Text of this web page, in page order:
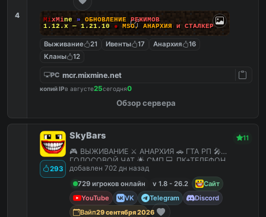
4 MixMine » ОБНОВЛЕНИЕ РЕЖИМОВ
1.12.x — 1.21.10
● MSO, АНАРХИЯ и СТАЛКЕР
Выживание 21 Ивенты 17 Анархия
16
Кланы
12
PC mcr.mixmine.net
копий IPв августе25сегодня0
Обзор сервера
293
SkyBars 11
🎮 ВЫЖИВАНИЕ ⚔️ АНАРХИЯ 🚗 ГТА РП 🎤
ГОЛОСОВОЙ ЧАТ 🌟 СМП 💻 ПК+ТЕЛЕФОН
добавлен 702 дн назад
729 игроков онлайн
v 1.8 - 26.2
Сайт
YouTube
VK Telegram
Discord
Вайп29 сентября 2026